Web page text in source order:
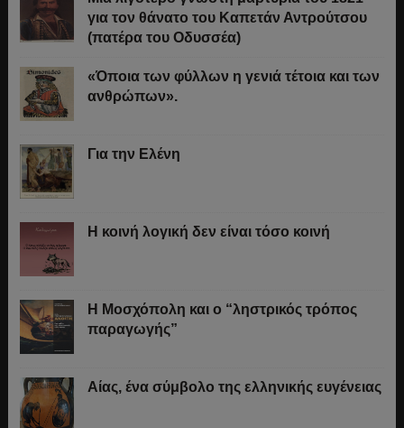
για τον θάνατο του Καπετάν Αντρούτσου
(πατέρα του Οδυσσέα)
«Όποια των φύλλων η γενιά τέτοια και των
ανθρώπων».
Για την Ελένη
Η κοινή λογική δεν είναι τόσο κοινή
Η Μοσχόπολη και ο “ληστρικός τρόπος
παραγωγής”
Αίας, ένα σύμβολο της ελληνικής ευγένειας